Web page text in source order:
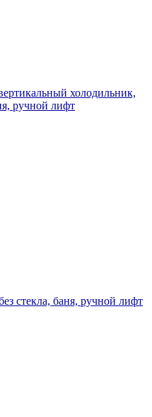
холодильник,
ручной лифт
стекла, баня, ручной лифт